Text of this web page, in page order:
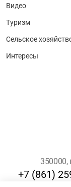
Видео
Туризм
Сельское
Интересы
350000,
+7 (861)